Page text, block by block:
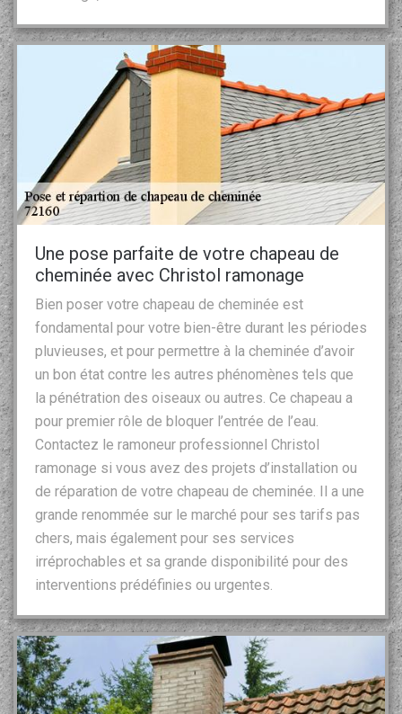
Une pose parfaite de votre chapeau de
cheminée avec Christol ramonage
Bien poser votre chapeau de cheminée est
fondamental pour votre bien-être durant les périodes
pluvieuses, et pour permettre à la cheminée d’avoir
un bon état contre les autres phénomènes tels que
la pénétration des oiseaux ou autres. Ce chapeau a
pour premier rôle de bloquer l’entrée de l’eau.
Contactez le ramoneur professionnel Christol
ramonage si vous avez des projets d’installation ou
de réparation de votre chapeau de cheminée. Il a une
grande renommée sur le marché pour ses tarifs pas
chers, mais également pour ses services
irréprochables et sa grande disponibilité pour des
interventions prédéfinies ou urgentes.